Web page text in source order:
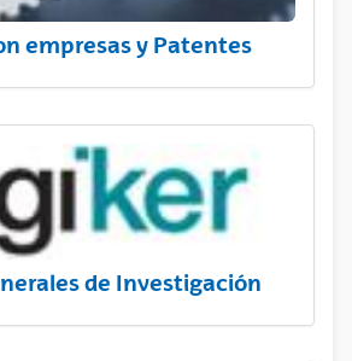
empresas y Patentes
de Investigación